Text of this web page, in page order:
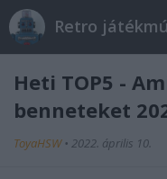
Retro
Heti TOP5 -
benneteket
ToyaHSW • 2022. április 10.